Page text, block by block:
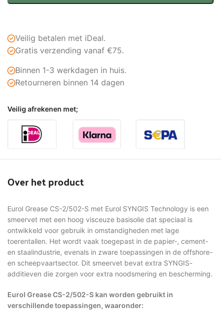
Veilig betalen met iDeal.
Gratis verzending vanaf €75.
Binnen 1-3 werkdagen in huis.
Retourneren binnen 14 dagen
Veilig afrekenen met;
Over het product
Eurol Grease CS-2/502-S met Eurol SYNGIS Technology is een
smeervet met een hoog visceuze basisolie dat speciaal is
ontwikkeld voor gebruik in omstandigheden met lage
toerentallen. Het wordt vaak toegepast in de papier-, cement-
en staalindustrie, evenals in zware toepassingen in de offshore-
en scheepvaartsector. Dit smeervet bevat extra SYNGIS-
additieven die zorgen voor extra noodsmering en bescherming.
Eurol Grease CS-2/502-S kan worden gebruikt in
verschillende toepassingen, waaronder: